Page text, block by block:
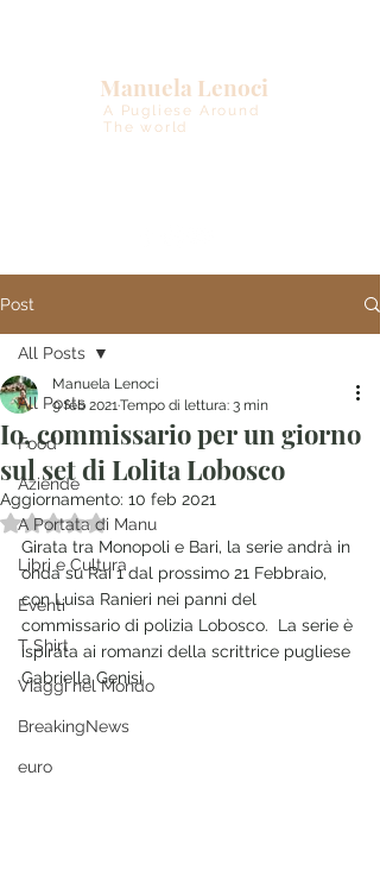
A Pugliese Around
The world
Manuela Lenoci
Post
All Posts
Food
Aziende
A Portata di Manu
Libri e Cultura
Eventi
T Shirt
Viaggi nel Mondo
BreakingNews
euro
All Posts
Io, commissario per un giorno
sul set di Lolita Lobosco
Manuela Lenoci
9 feb 2021Tempo di lettura: 3 min
Aggiornamento: 10 feb 2021
Valutazione NaN stelle su 5.
Girata tra Monopoli e Bari, la serie andrà in
onda su Rai 1 dal prossimo 21 Febbraio,
con Luisa Ranieri nei panni del
commissario di polizia Lobosco.  La serie è
ispirata ai romanzi della scrittrice pugliese
Gabriella Genisi